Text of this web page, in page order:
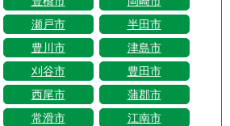
瀬戸市
半田市
豊川市
津島市
刈谷市
豊田市
西尾市
蒲郡市
常滑市
江南市